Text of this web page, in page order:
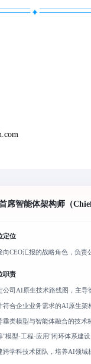
席智能体架构师（
定位
向CEO汇报的战略角色，负责
职责
公司AI原生技术路线图，主导
符合企业业务需求的AI原生架
垂类模型与智能体融合的技术
"模型-工程-应用"闭环体系建
跨学科技术团队，培养AI领域